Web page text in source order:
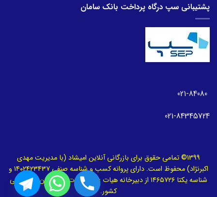
پشتیبانی سپ درگاه پرداخت بانک سامان
021-84345724
1399© تمامی حقوق برای بازرگانی آنلاین امیشاد (با مدیریت مهدی
اکبرنژاد) محفوظ است. دارای پروانه کسب و شناسه صنفی ۱۴۰۲۴۲۳۴۳۷ و
شناسه یکتا ۱۴۶۵۷۲۶ از دبیرخانه هیات عالی نظارت بر سازمان‌های صنفی
کشور.